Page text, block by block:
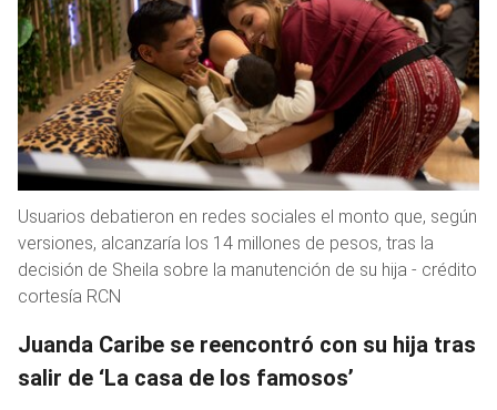
Usuarios debatieron en redes sociales el monto que, según
versiones, alcanzaría los 14 millones de pesos, tras la
decisión de Sheila sobre la manutención de su hija - crédito
cortesía RCN
Juanda Caribe se reencontró con su hija tras
salir de ‘La casa de los famosos’